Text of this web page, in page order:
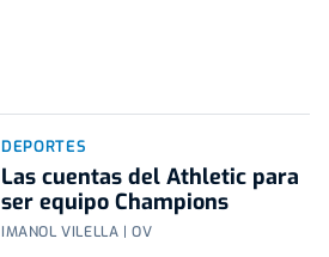
DEPORTES
Las cuentas del Athletic para
ser equipo Champions
IMANOL VILELLA | OV